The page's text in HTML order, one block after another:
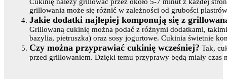
grillowania może się różnić w zależności od grubości
Jakie dodatki najlepiej komponują się z
Grillowaną cukinię można podać z różnymi dodatkami,
bazylia, pietruszka) oraz sosy jogurtowe. Cukinia świetnie
Czy można przyprawiać cukinię wcześniej? Tak,
przed grillowaniem. Dzięki temu przyprawy będą miały